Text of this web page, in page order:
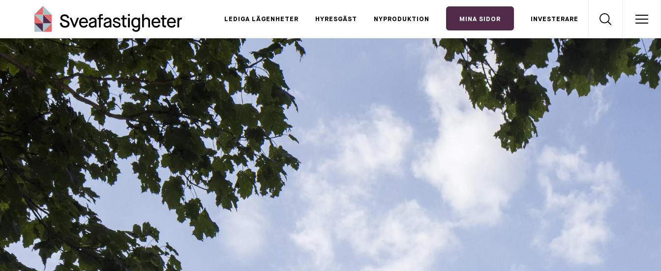
LEDIGA LÄGENHETER HYRESGÄST NYPRODUKTION MINA SIDOR INVESTERARE